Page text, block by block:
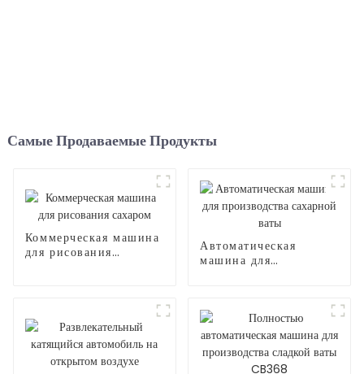
Самые Продаваемые Продукты
Коммерческая машина
для рисования
Автоматическая
машина для